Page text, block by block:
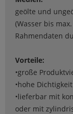
geölte und
(Wasser bis
Rahmendaten
Vorteile:
•große
•hohe
•lieferbar mit
oder mit